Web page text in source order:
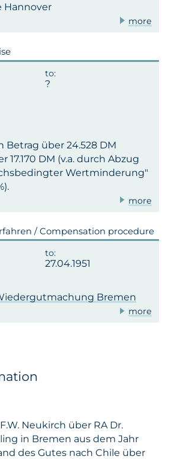
Hannover
more
Betrag über 24.528 DM
17.170 DM (v.a. durch Abzug
Wertminderung"
more
/ Compensation procedure
27.04.1951
Bremen
more
Neukirch über RA Dr.
in Bremen aus dem Jahr
des Gutes nach Chile über